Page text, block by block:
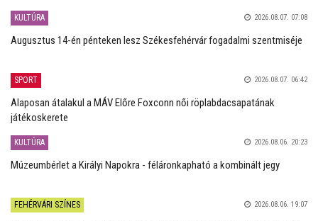
KULTÚRA 2026.08.07. 07:08
Augusztus 14-én pénteken lesz Székesfehérvár fogadalmi szentmiséje
SPORT 2026.08.07. 06:42
Alaposan átalakul a MÁV Előre Foxconn női röplabdacsapatának
játékoskerete
KULTÚRA 2026.08.06. 20:23
Múzeumbérlet a Királyi Napokra - féláronkapható a kombinált jegy
FEHÉRVÁRI SZÍNES 2026.08.06. 19:07